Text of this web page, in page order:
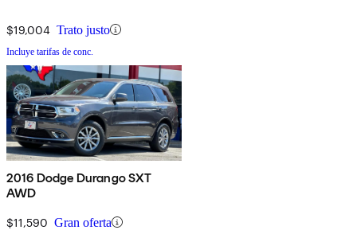
$19,004 Trato justo
Incluye tarifas de conc.
2016 Dodge Durango SXT
AWD
$11,590 Gran oferta